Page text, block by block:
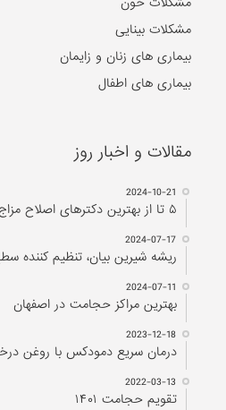
مشکلات بینایی
بیماری های زنان و زایمان
بیماری های اطفال
مقالات و اخبار روز
2024-10-21
۵ تا از بهترین دکتر‌های اصلاح مزاج در مشهد را بشناسید!
2024-07-17
ریشه شیرین بیان، تنظیم کننده
2024-07-11
بهترین مراکز حجامت در اصفهان
2023-12-18
درمان سریع دمودکس با روغن
2022-03-13
تقویم حجامت ۱۴۰۱